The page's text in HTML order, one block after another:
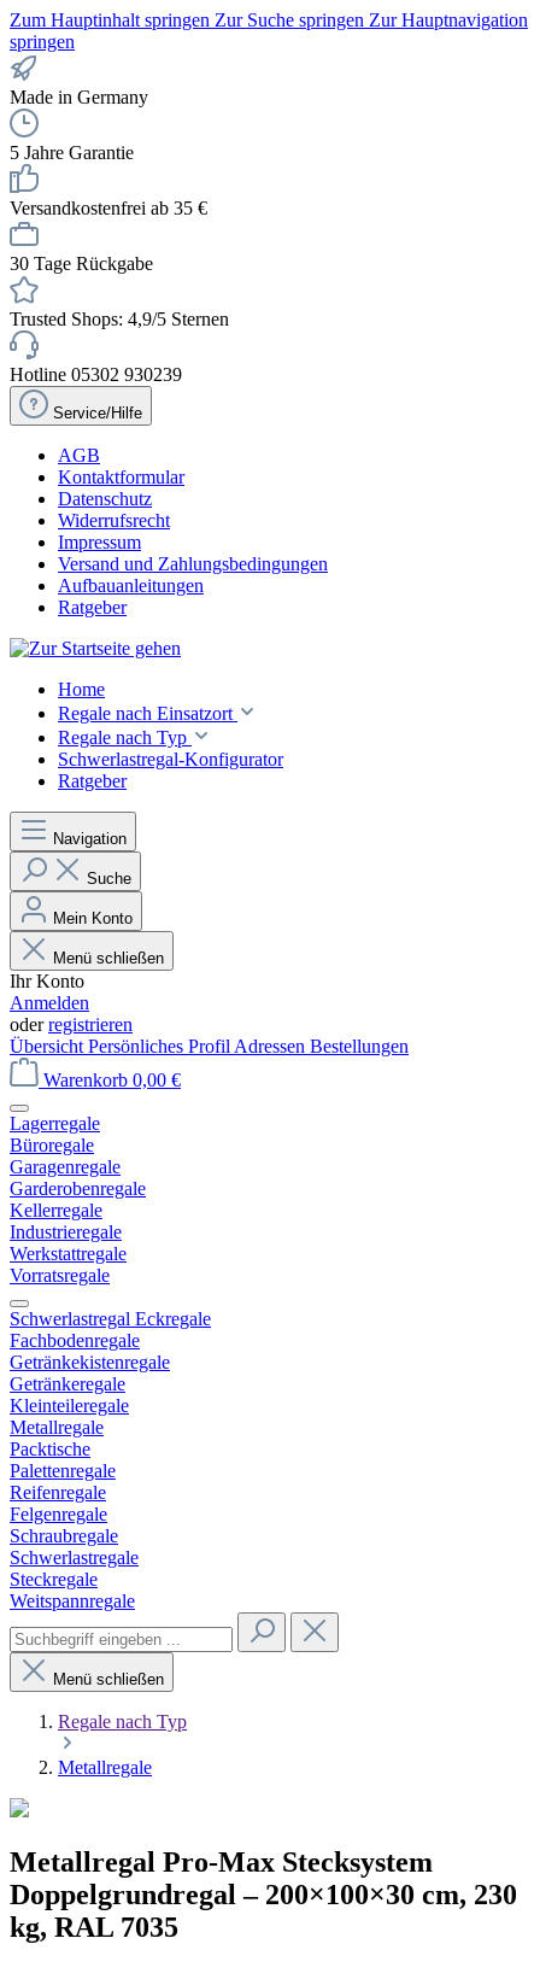
Zum Hauptinhalt springen Zur Suche springen Zur Hauptnavigation
springen
Made in Germany
5 Jahre Garantie
Versandkostenfrei ab 35 €
30 Tage Rückgabe
Trusted Shops: 4,9/5 Sternen
Hotline 05302 930239
Service/Hilfe
AGB
Kontaktformular
Datenschutz
Widerrufsrecht
Impressum
Versand und Zahlungsbedingungen
Aufbauanleitungen
Ratgeber
Home
Regale nach Einsatzort
Regale nach Typ
Schwerlastregal-Konfigurator
Ratgeber
Navigation
Suche
Mein Konto
Menü schließen
Ihr Konto
Anmelden
oderregistrieren
Übersicht Persönliches Profil Adressen Bestellungen
Warenkorb 0,00 €
Lagerregale
Büroregale
Garagenregale
Garderobenregale
Kellerregale
Industrieregale
Werkstattregale
Vorratsregale
Schwerlastregal Eckregale
Fachbodenregale
Getränkekistenregale
Getränkeregale
Kleinteileregale
Metallregale
Packtische
Palettenregale
Reifenregale
Felgenregale
Schraubregale
Schwerlastregale
Steckregale
Weitspannregale
Menü schließen
Regale nach Typ
Metallregale
Metallregal Pro-Max Stecksystem
Doppelgrundregal – 200×100×30 cm, 230
kg, RAL 7035